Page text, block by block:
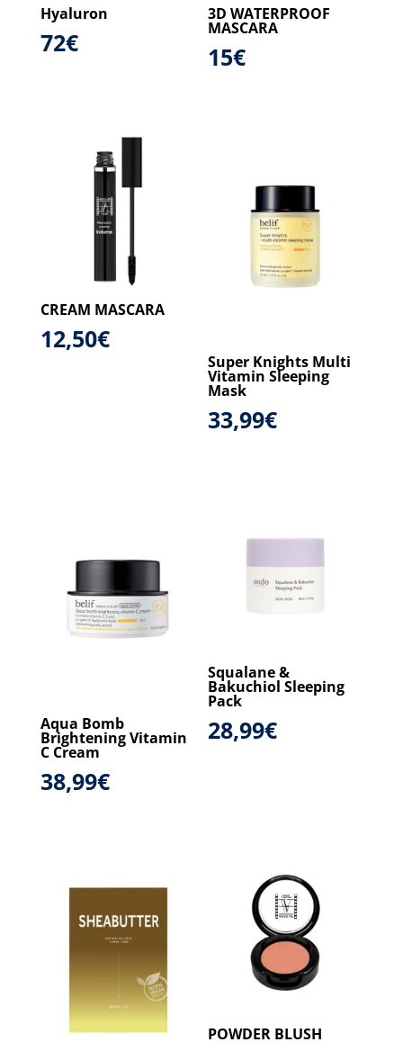
Hyaluron
72€
3D WATERPROOF
MASCARA
15€
CREAM MASCARA
12,50€
Super Knights Multi
Vitamin Sleeping
Mask
33,99€
Aqua Bomb
Brightening Vitamin
C Cream
38,99€
Squalane &
Bakuchiol Sleeping
Pack
28,99€
POWDER BLUSH